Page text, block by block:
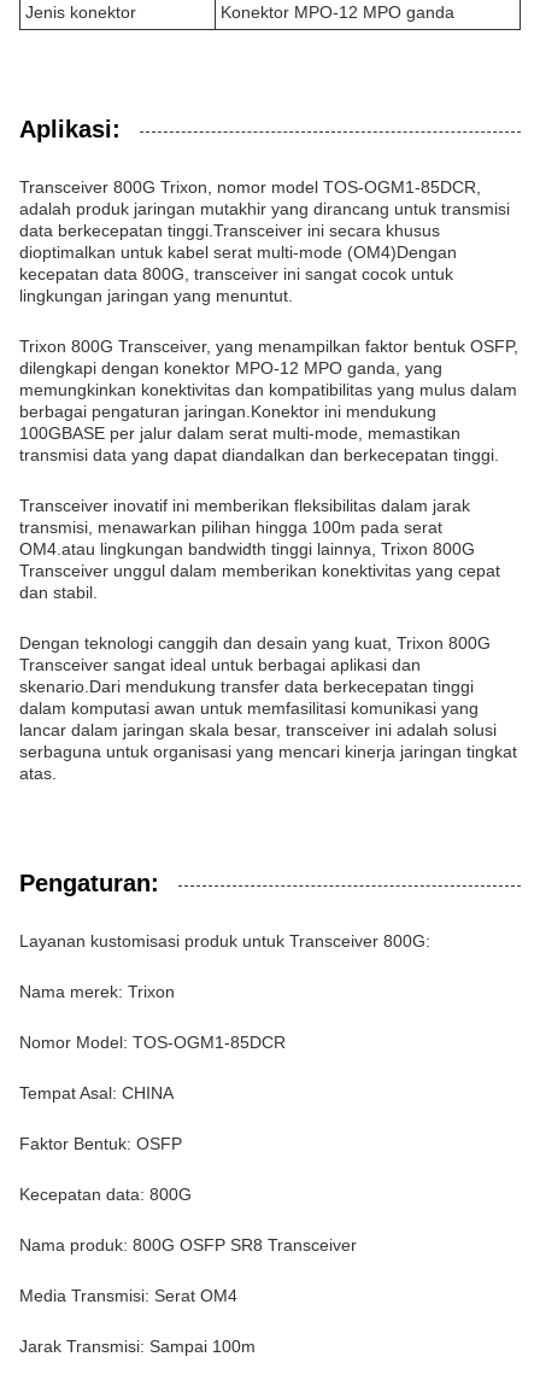
Jenis konektor
Konektor MPO-12 MPO ganda
Aplikasi:
Transceiver 800G Trixon, nomor model TOS-OGM1-85DCR,
adalah produk jaringan mutakhir yang dirancang untuk transmisi
data berkecepatan tinggi.Transceiver ini secara khusus
dioptimalkan untuk kabel serat multi-mode (OM4)Dengan
kecepatan data 800G, transceiver ini sangat cocok untuk
lingkungan jaringan yang menuntut.
Trixon 800G Transceiver, yang menampilkan faktor bentuk OSFP,
dilengkapi dengan konektor MPO-12 MPO ganda, yang
memungkinkan konektivitas dan kompatibilitas yang mulus dalam
berbagai pengaturan jaringan.Konektor ini mendukung
100GBASE per jalur dalam serat multi-mode, memastikan
transmisi data yang dapat diandalkan dan berkecepatan tinggi.
Transceiver inovatif ini memberikan fleksibilitas dalam jarak
transmisi, menawarkan pilihan hingga 100m pada serat
OM4.atau lingkungan bandwidth tinggi lainnya, Trixon 800G
Transceiver unggul dalam memberikan konektivitas yang cepat
dan stabil.
Dengan teknologi canggih dan desain yang kuat, Trixon 800G
Transceiver sangat ideal untuk berbagai aplikasi dan
skenario.Dari mendukung transfer data berkecepatan tinggi
dalam komputasi awan untuk memfasilitasi komunikasi yang
lancar dalam jaringan skala besar, transceiver ini adalah solusi
serbaguna untuk organisasi yang mencari kinerja jaringan tingkat
atas.
Pengaturan:
Layanan kustomisasi produk untuk Transceiver 800G:
Nama merek: Trixon
Nomor Model: TOS-OGM1-85DCR
Tempat Asal: CHINA
Faktor Bentuk: OSFP
Kecepatan data: 800G
Nama produk: 800G OSFP SR8 Transceiver
Media Transmisi: Serat OM4
Jarak Transmisi: Sampai 100m